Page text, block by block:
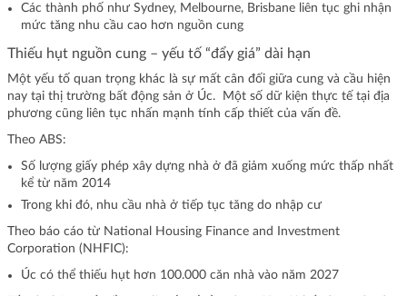
Các thành phố như Sydney, Melbourne, Brisbane liên tục ghi nhận
mức tăng nhu cầu cao hơn nguồn cung
Thiếu hụt nguồn cung – yếu tố “đẩy giá” dài hạn
Một yếu tố quan trọng khác là sự mất cân đối giữa cung và cầu hiện
nay tại thị trường bất động sản ở Úc. Một số dữ kiện thực tế tại địa
phương cũng liên tục nhấn mạnh tính cấp thiết của vấn đề.
Theo ABS:
Số lượng giấy phép xây dựng nhà ở đã giảm xuống mức thấp nhất
kể từ năm 2014
Trong khi đó, nhu cầu nhà ở tiếp tục tăng do nhập cư
Theo báo cáo từ National Housing Finance and Investment
Corporation (NHFIC):
Úc có thể thiếu hụt hơn 100.000 căn nhà vào năm 2027